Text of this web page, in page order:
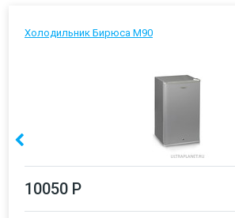
Холодильник Бирюса М90
10050 Р